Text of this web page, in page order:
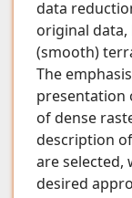
data
original
(smooth)
The
presentation
of dense
description
are selected,
desired